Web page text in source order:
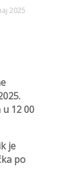
2025
12 00
je
po